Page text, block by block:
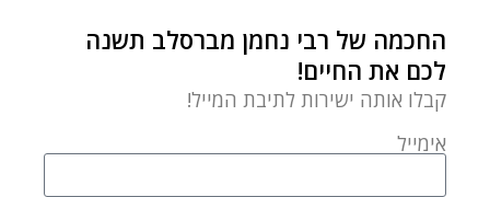
החכמה של רבי נחמן מברסלב תשנה
לכם את החיים!
קבלו אותה ישירות לתיבת המייל!
אימייל